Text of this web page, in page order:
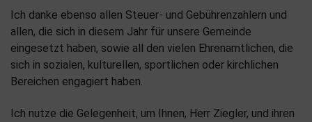
Ich danke ebenso allen Steuer- und Gebührenzahlern und
allen, die sich in diesem Jahr für unsere Gemeinde
eingesetzt haben, sowie all den vielen Ehrenamtlichen, die
sich in sozialen, kulturellen, sportlichen oder kirchlichen
Bereichen engagiert haben.
Ich nutze die Gelegenheit, um Ihnen, Herr Ziegler, und ihren